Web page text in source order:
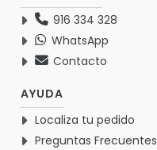
916 334 328
WhatsApp
Contacto
AYUDA
Localiza tu pedido
Preguntas Frecuentes